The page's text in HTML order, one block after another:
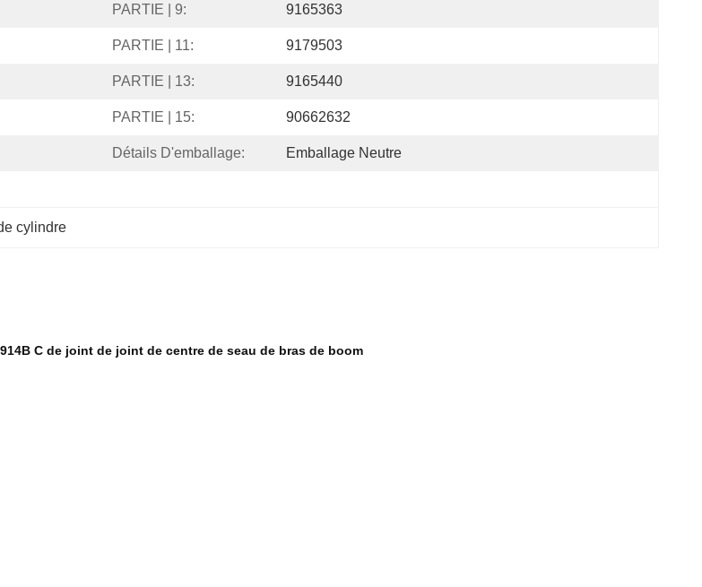
PARTIE | 9: 9165363
PARTIE | 11: 9179503
PARTIE | 13: 9165440
PARTIE | 15: 90662632
Détails D'emballage: Emballage Neutre
cylindre
C de joint de joint de centre de seau de bras de boom